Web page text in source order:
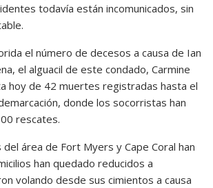
todavía están incomunicados, sin
el número de decesos a causa de Ian
el alguacil de este condado, Carmine
hoy de 42 muertes registradas hasta el
donde los socorristas han
rescates.
área de Fort Myers y Cape Coral han
han quedado reducidos a
volando desde sus cimientos a causa